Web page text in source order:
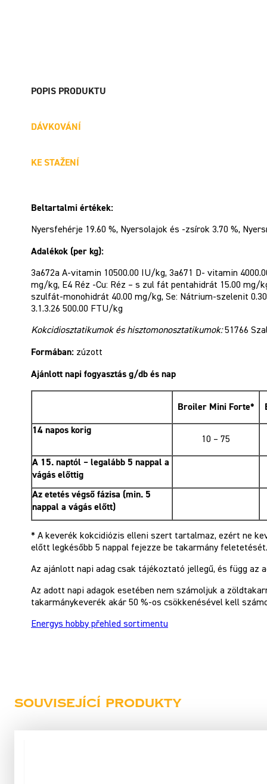
POPIS PRODUKTU
DÁVKOVÁNÍ
KE STAŽENÍ
Beltartalmi értékek:
Nyersfehérje 19.60 %, Nyersolajok és -zsírok 3.70 %,
Adalékok (per kg):
3a672a A-vitamin 10500.00 IU/kg, 3a671 D- vitamin
mg/kg, E4 Réz -Cu: Réz – s zul fát pentahidrát 15.00 mg/
szulfát-monohidrát 40.00 mg/kg, Se: Nátrium-szelenit
3.1.3.26 500.00 FTU/kg
Kokcidiosztatikumok és hisztomonosztatikumok:51766
Formában: zúzott
Ajánlott napi fogyasztás g/db és nap
Broiler Mini Forte*
14 napos korig
10 – 75
A 15. naptól – legalább 5 nappal a
vágás előttig
Az etetés végső fázisa (min. 5
nappal a vágás előtt)
* A keverék kokcidiózis elleni szert tartalmaz, ezért ne
előtt legkésőbb 5 nappal fejezze be takarmány feletetését.
Az ajánlott napi adag csak tájékoztató jellegű, és függ
Az adott napi adagok esetében nem számoljuk a
takarmánykeverék akár 50 %-os csökkenésével kell
Energys hobby přehled sortimentu
Související produkty